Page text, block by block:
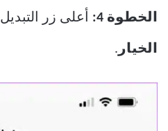
الخطوة 4: أعلى زر التبديل
الخيار .